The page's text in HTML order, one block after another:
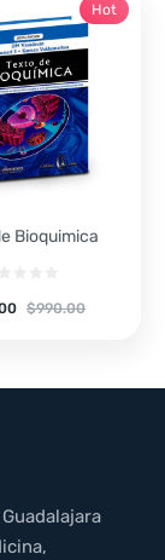
Bioquimica
$990.00
Hot